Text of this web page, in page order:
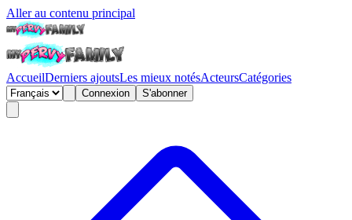
Aller au contenu principal
AccueilDerniers ajoutsLes mieux notésActeursCatégories
Connexion S'abonner